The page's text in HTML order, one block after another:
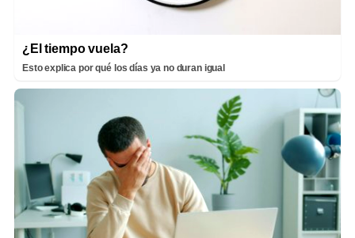
¿El tiempo vuela?
Esto explica por qué los días ya no duran igual